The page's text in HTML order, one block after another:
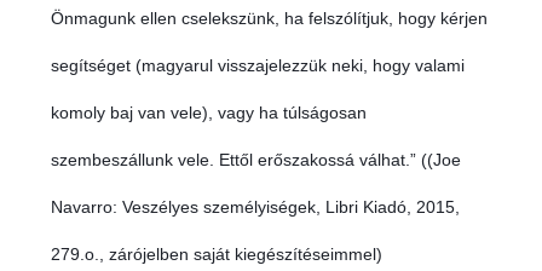
Önmagunk ellen cselekszünk, ha felszólítjuk, hogy kérjen
segítséget (magyarul visszajelezzük neki, hogy valami
komoly baj van vele), vagy ha túlságosan
szembeszállunk vele. Ettől erőszakossá válhat.” ((Joe
Navarro: Veszélyes személyiségek, Libri Kiadó, 2015,
279.o., zárójelben saját kiegészítéseimmel)